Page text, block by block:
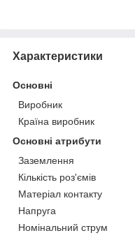
Характеристики
Основні
Виробник
Країна виробник
Основні атрибути
Заземлення
Кількість роз'ємів
Матеріал контакту
Напруга
Номінальний струм